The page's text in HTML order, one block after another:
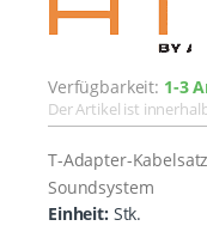
Verfügbarkeit: 1-3
Der Artikel ist
T-Adapter-
Soundsystem
Einheit: Stk.